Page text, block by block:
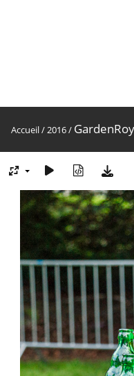
Accueil/2016/